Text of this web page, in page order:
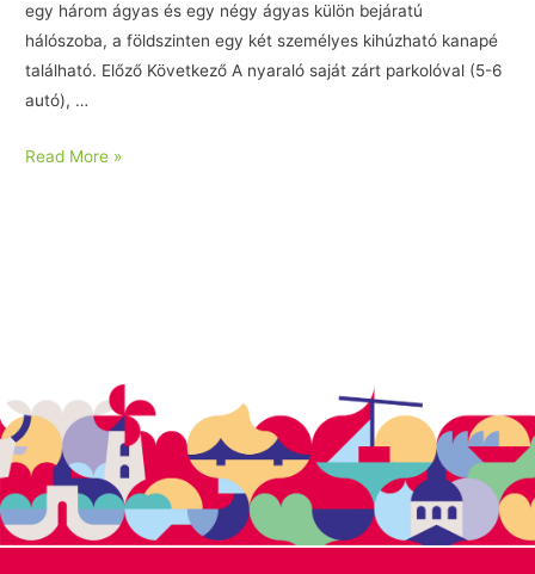
egy három ágyas és egy négy ágyas külön bejáratú
hálószoba, a földszinten egy két személyes kihúzható kanapé
található. Előző Következő A nyaraló saját zárt parkolóval (5-6
autó), …
Read More »